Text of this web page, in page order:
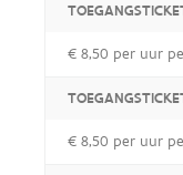
€ 8,50 per uur
€ 8,50 per uur